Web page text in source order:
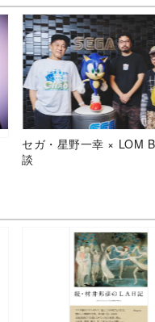
セガ・星野一幸 × LOM
談